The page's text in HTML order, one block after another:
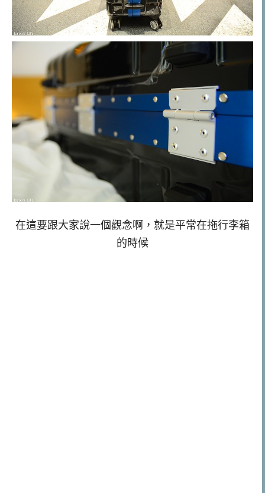
在這要跟大家說一個觀念啊，就是平常在拖行李箱
的時候